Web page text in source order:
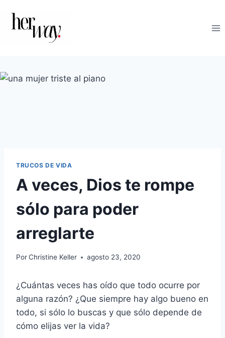
contenido
TRUCOS DE VIDA
A veces, Dios te rompe
sólo para poder
arreglarte
PorChristine Keller agosto 23, 2020
¿Cuántas veces has oído que todo ocurre por
alguna razón? ¿Que siempre hay algo bueno en
todo, si sólo lo buscas y que sólo depende de
cómo elijas ver la vida?